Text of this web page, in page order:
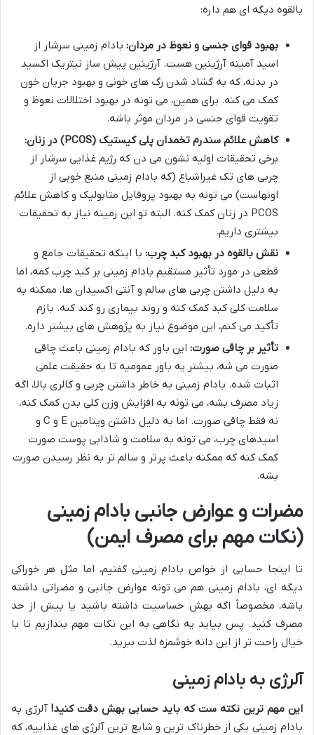
بالقوه دیگه ای هم داره:
بهبود قوای جنسی و نعوظ در مردان: بادام زمینی سرشار از
اسید آمینه آرژینین هست. آرژینین پیش ساز نیتریک اکسید
در بدنه، که به گشاد شدن رگ های خونی و بهبود جریان خون
کمک می کنه. برای همین، می تونه در بهبود اختلالات نعوظ و
تقویت قوای جنسی در مردان موثر باشه.
کاهش علائم سندرم تخمدان پلی کیستیک (PCOS) در زنان:
برخی تحقیقات اولیه نشون می دن که رژیم غذایی سرشار از
چربی های تک غیراشباع (که بادام زمینی منبع خوبی از
اونهاست) می تونه به بهبود پروفایل متابولیک و کاهش علائم
PCOS در زنان کمک کنه. البته تو این زمینه نیاز به تحقیقات
بیشتری داریم.
نقش بالقوه در بهبود کبد چرب: با اینکه تحقیقات جامع و
قطعی در مورد تأثیر مستقیم بادام زمینی بر کبد چرب کمه، اما
به دلیل داشتن چربی های سالم و آنتی اکسیدان ها، ممکنه به
سلامت کلی کبد کمک کنه و روند بیماری رو کند کنه. بازم
تأکید می کنم، این موضوع نیاز به پژوهش های بیشتر داره.
تأثیر بر چاقی صورت: این باور که بادام زمینی باعث چاقی
صورت می شه، بیشتر یه باور عمومیه تا یه حقیقت علمی
اثبات شده. بادام زمینی به خاطر داشتن چربی و کالری بالا، اگه
زیاد مصرف بشه، می تونه به افزایش وزن کلی بدن کمک کنه،
نه فقط چاقی صورت. اما به دلیل داشتن ویتامین E و C و
اسیدهای چرب، می تونه به سلامت و شادابی پوست صورت
کمک کنه که ممکنه باعث پرتر و سالم تر به نظر رسیدن صورت
بشه.
مضرات و عوارض جانبی بادام زمینی
(نکات مهم برای مصرف ایمن)
تا اینجا حسابی از خواص بادام زمینی گفتیم، اما مثل هر خوراکی
دیگه ای، بادام زمینی هم می تونه عوارض جانبی و مضراتی داشته
باشه، مخصوصاً اگه بهش حساسیت داشته باشید یا بیش از حد
مصرف کنید. پس بیاید یه نگاهی به این نکات مهم بندازیم تا با
خیال راحت تر از این دانه خوشمزه لذت ببرید.
آلرژی به بادام زمینی
این مهم ترین نکته ست که باید حسابی بهش دقت کنید! آلرژی به
بادام زمینی یکی از خطرناک ترین و شایع ترین آلرژی های غذاییه، که